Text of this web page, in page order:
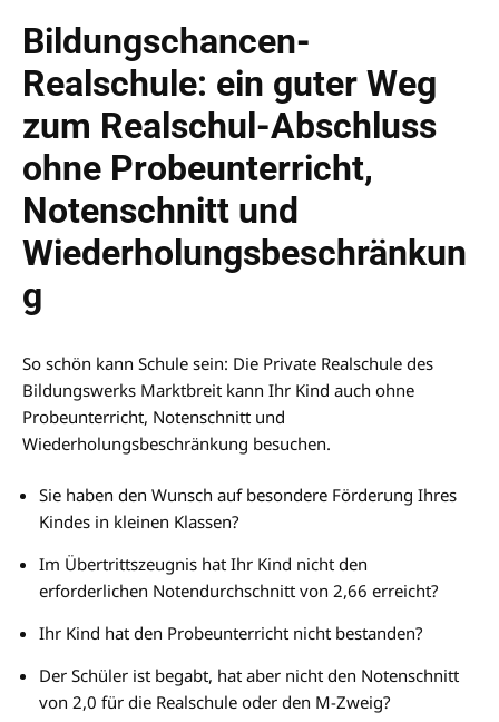
Bildungschancen-
Realschule: ein guter Weg
zum Realschul-Abschluss
ohne Probeunterricht,
Notenschnitt und
Wiederholungsbeschränkun
g
So schön kann Schule sein: Die Private Realschule des
Bildungswerks Marktbreit kann Ihr Kind auch ohne
Probeunterricht, Notenschnitt und
Wiederholungsbeschränkung besuchen.
Sie haben den Wunsch auf besondere Förderung Ihres
Kindes in kleinen Klassen?
Im Übertrittszeugnis hat Ihr Kind nicht den
erforderlichen Notendurchschnitt von 2,66 erreicht?
Ihr Kind hat den Probeunterricht nicht bestanden?
Der Schüler ist begabt, hat aber nicht den Notenschnitt
von 2,0 für die Realschule oder den M-Zweig?